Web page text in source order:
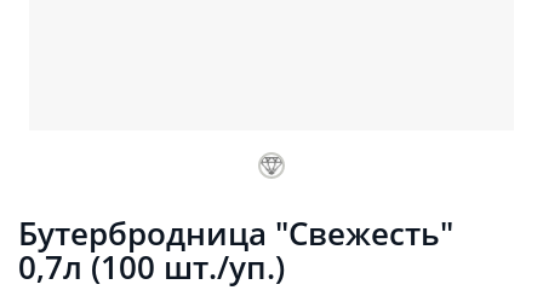
Бутербродница "Свежесть"
0,7л (100 шт./уп.)